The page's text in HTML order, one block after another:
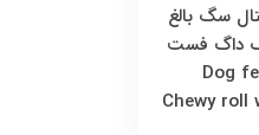
سگ بالغ
داگ فست
Dog
Chewy